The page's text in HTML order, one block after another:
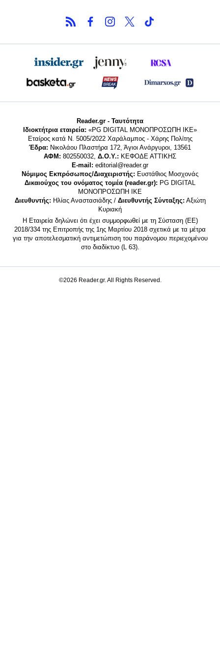
Reader.gr - Ταυτότητα
Ιδιοκτήτρια εταιρεία: «PG DIGITAL MONΟΠΡΟΣΩΠΗ ΙΚΕ»
Εταίρος κατά Ν. 5005/2022 Χαράλαμπος - Χάρης Πολίτης
Έδρα: Νικολάου Πλαστήρα 172, Άγιοι Ανάργυροι, 13561
ΑΦΜ: 802550032, Δ.Ο.Υ.: ΚΕΦΟΔΕ ΑΤΤΙΚΗΣ
E-mail: editorial@reader.gr
Νόμιμος Εκπρόσωπος/Διαχειριστής: Ευστάθιος Μοσχονάς
Δικαιούχος του ονόματος τομέα (reader.gr): PG DIGITAL
MONΟΠΡΟΣΩΠΗ ΙΚΕ
Διευθυντής: Ηλίας Αναστασιάδης / Διευθυντής Σύνταξης: Αξιώτη
Κυριακή
Η Εταιρεία δηλώνει ότι έχει συμμορφωθεί με τη Σύσταση (ΕΕ)
2018/334 της Επιτροπής της 1ης Μαρτίου 2018 σχετικά με τα μέτρα
για την αποτελεσματική αντιμετώπιση του παράνομου περιεχομένου
στο διαδίκτυο (L 63).
©2026 Reader.gr. All Rights Reserved.